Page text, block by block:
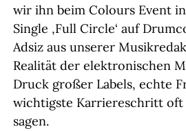
wir ihn beim Colours Event
Single ‚Full Circle‘ auf
Adsiz aus unserer
Realität der elektronischen
Druck großer Labels, echte
wichtigste Karriereschritt oft
sagen.